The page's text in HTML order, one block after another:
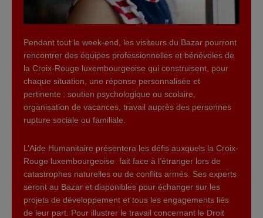
Pendant tout le week-end, les visiteurs du Bazar pourront
rencontrer des équipes professionnelles et bénévoles de
la Croix-Rouge luxembourgeoise qui construisent, pour
chaque situation, une réponse personnalisée et
pertinente : soutien psychologique ou scolaire,
organisation de vacances, travail auprès des personnes
rupture sociale ou familiale.
L’Aide Humanitaire présentera les défis auxquels la Croix-
Rouge luxembourgeoise fait face à l’étranger lors de
catastrophes naturelles ou de conflits armés. Ses experts
seront au Bazar et disponibles pour échanger sur les
projets de développement et tous les engagements liés
de leur part. Pour illustrer le travail concernant le Droit